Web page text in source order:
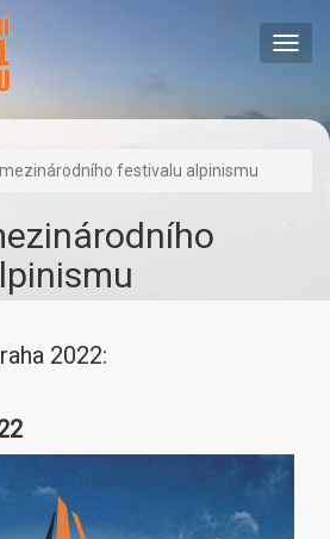
festivalu alpinismu
2022: